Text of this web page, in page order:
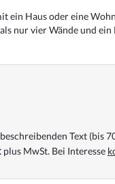
ein Haus oder eine
nur vier Wände und ein
Text (bis
plus MwSt. Bei Interesse